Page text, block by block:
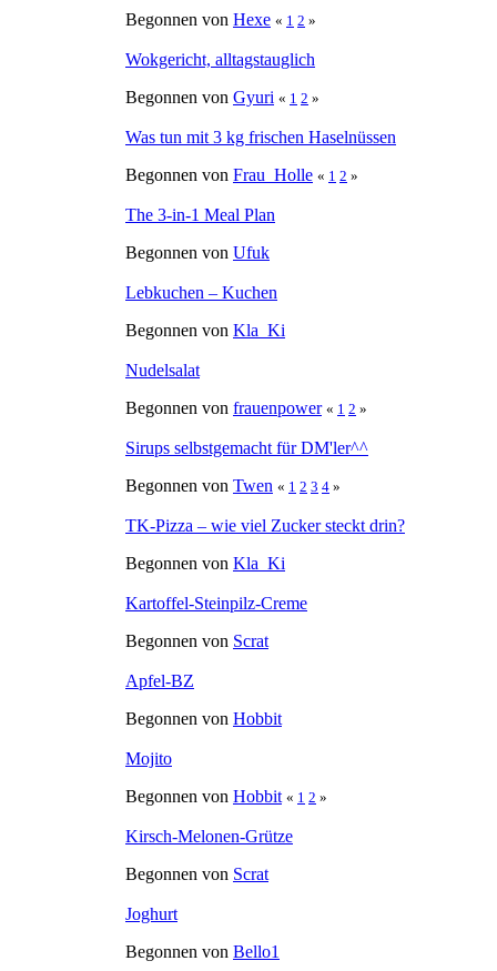
Begonnen von Hexe « 1 2 »
Wokgericht, alltagstauglich
Begonnen von Gyuri « 1 2 »
Was tun mit 3 kg frischen Haselnüssen
Begonnen von Frau_Holle « 1 2 »
The 3-in-1 Meal Plan
Begonnen von Ufuk
Lebkuchen – Kuchen
Begonnen von Kla_Ki
Nudelsalat
Begonnen von frauenpower « 1 2 »
Sirups selbstgemacht für DM'ler^^
Begonnen von Twen « 1 2 3 4 »
TK-Pizza – wie viel Zucker steckt drin?
Begonnen von Kla_Ki
Kartoffel-Steinpilz-Creme
Begonnen von Scrat
Apfel-BZ
Begonnen von Hobbit
Mojito
Begonnen von Hobbit « 1 2 »
Kirsch-Melonen-Grütze
Begonnen von Scrat
Joghurt
Begonnen von Bello1